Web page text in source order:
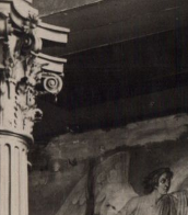
Экскурсия
Главная